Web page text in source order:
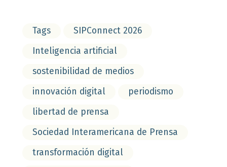
Tags
SIPConnect 2026
Inteligencia artificial
sostenibilidad de medios
innovación digital
periodismo
libertad de prensa
Sociedad Interamericana de Prensa
transformación digital